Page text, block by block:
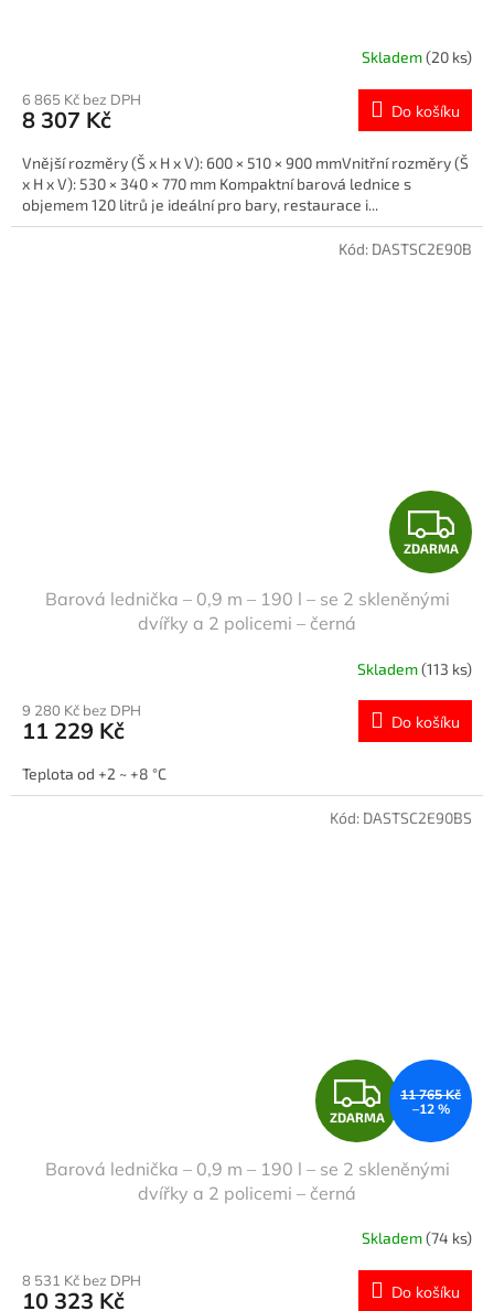
Skladem(20 ks)
6 865 Kč bez DPH
8 307 Kč Do košíku
Vnější rozměry (Š x H x V): 600 × 510 × 900 mmVnitřní rozměry (Š
x H x V): 530 × 340 × 770 mm Kompaktní barová lednice s
objemem 120 litrů je ideální pro bary, restaurace i...
Z
D
R
M
A
ZDARMA
Barová lednička – 0,9 m – 190 l – se 2 skleněnými
dvířky a 2 policemi – černá
Skladem(113 ks)
9 280 Kč bez DPH
11 229 Kč Do košíku
Teplota od +2 ~ +8 °C
Kód: DASTSC2E90B
Z
D
A
R
M
ZDARMA
11 765 Kč
–12 %
Barová lednička – 0,9 m – 190 l – se 2 skleněnými
dvířky a 2 policemi – černá
Skladem(74 ks)
8 531 Kč bez DPH
10 323 Kč Do košíku
Kód: DASTSC2E90BS